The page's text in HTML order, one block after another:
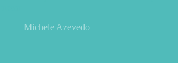
Michele Azevedo